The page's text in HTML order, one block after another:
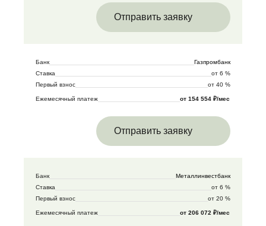
Отправить заявку
Банк
Газпромбанк
Ставка
от 6 %
Первый взнос
от 40 %
Ежемесячный платеж от 154 554 ₽/мес
Отправить заявку
Банк
Металлинвестбанк
Ставка
от 6 %
Первый взнос
от 20 %
Ежемесячный платеж от 206 072 ₽/мес